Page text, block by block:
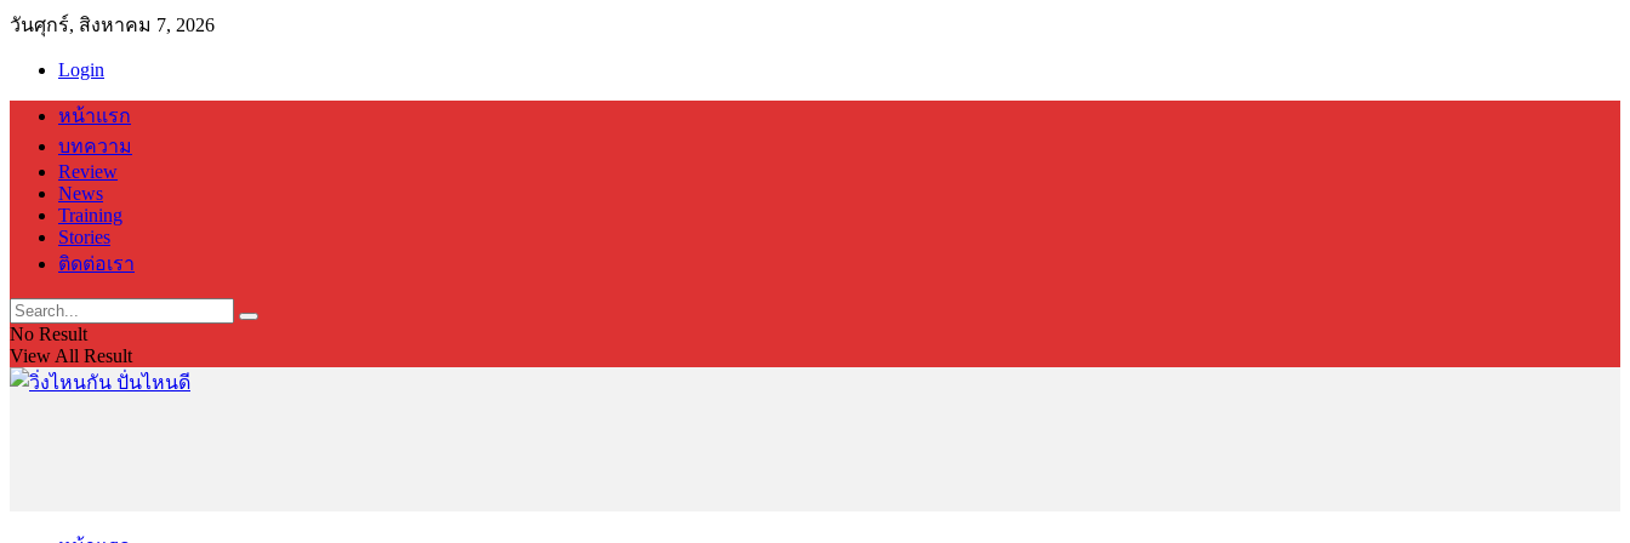
วันศุกร์, สิงหาคม 7, 2026
Login
หน้าแรก
บทความ
Review
News
Training
Stories
ติดต่อเรา
No Result
View All Result